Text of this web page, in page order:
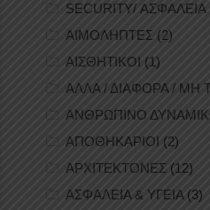
SECURITY/ ΑΣΦΑΛΕΙΑ
ΑΙΜΟΛΗΠΤΕΣ (2)
ΑΙΣΘΗΤΙΚΟΙ (1)
ΑΛΛΑ / ΔΙΑΦΟΡΑ / ΜΗ
ΑΝΘΡΩΠΙΝΟ
ΑΠΟΘΗΚΑΡΙΟΙ (2)
ΑΡΧΙΤΕΚΤΟΝΕΣ (12)
ΑΣΦΑΛΕΙΑ & ΥΓΕΙΑ(3)